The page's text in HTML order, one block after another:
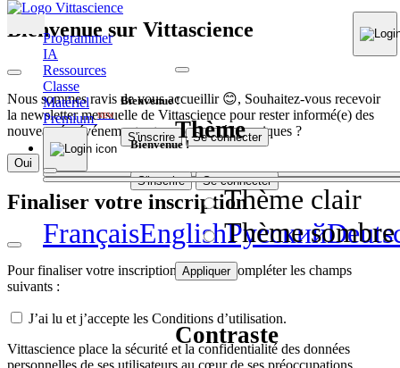
Bienvenue sur Vittascience
Nous sommes ravis de vous accueillir 😊, Souhaitez-vous recevoir
la newsletter mensuelle de Vittascience pour rester informé(e) des
nouveautés, événements et contenus pédagogiques ?
Oui
Finaliser votre inscription
Pour finaliser votre inscription, veuillez compléter les champs
suivants :
J’ai lu et j’accepte les Conditions d’utilisation.
Vittascience place la sécurité et la confidentialité des données
personnelles de ses utilisateurs au cœur de ses préoccupations.
Bienvenue !
S'inscrire Se connecter
Programmer
IA
Ressources
Classe
Matériel
PremiumNEW
Bienvenue !
S'inscrire Se connecter
Thème
Thème clair
Thème sombre
Appliquer
Contraste
FrançaisEnglishPусский